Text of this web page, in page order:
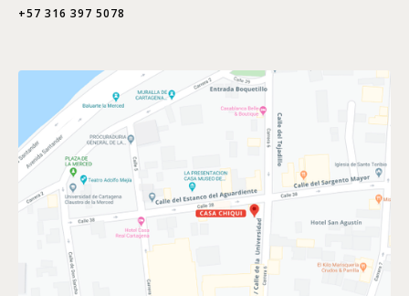
+57 316 397 5078